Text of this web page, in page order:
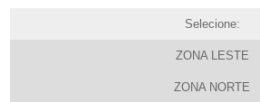
Selecione:
ZONA LESTE
ZONA NORTE